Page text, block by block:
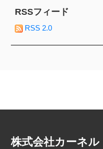
RSSフィード
RSS 2.0
株式会社カーネ